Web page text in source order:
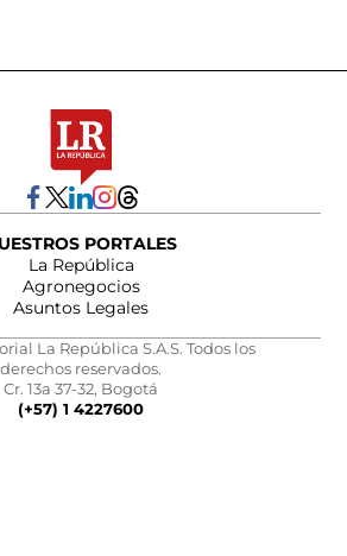
PORTALES
La República
Agronegocios
Asuntos Legales
La República S.A.S. Todos los
derechos reservados.
Cr. 13a 37-32, Bogotá
(+57) 1 4227600